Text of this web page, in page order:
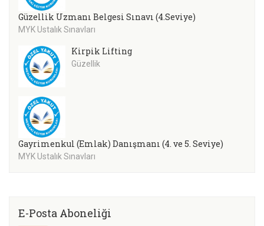
Güzellik Uzmanı Belgesi Sınavı (4.Seviye)
MYK Ustalık Sınavları
Kirpik Lifting
Güzellik
Gayrimenkul (Emlak) Danışmanı (4. ve 5. Seviye)
MYK Ustalık Sınavları
E-Posta Aboneliği